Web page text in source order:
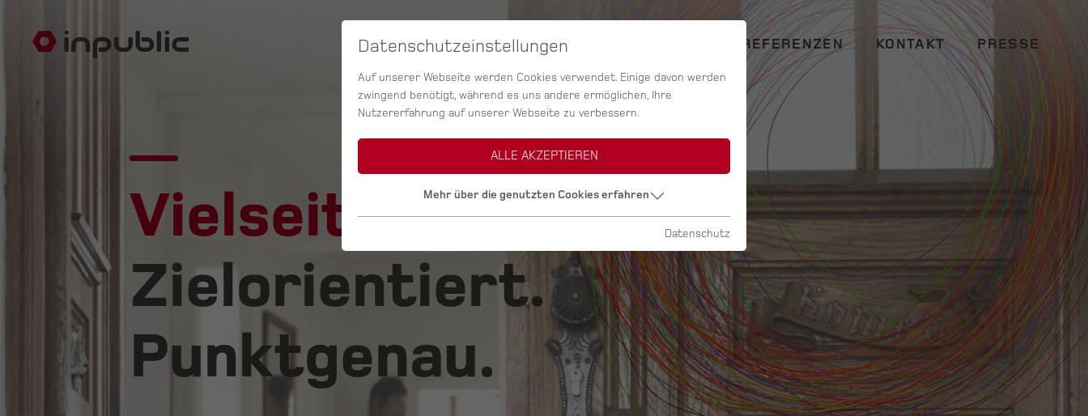
SERVICES AGENTUR REFERENZEN KONTAKT PRESSE
Vielseitig.
Zielorientiert.
Punktgenau.
Datenschutzeinstellungen
Auf unserer Webseite werden Cookies verwendet. Einige davon werden
zwingend benötigt, während es uns andere ermöglichen, Ihre
Nutzererfahrung auf unserer Webseite zu verbessern.
ALLE AKZEPTIEREN
Mehr über die genutzten Cookies erfahren
Datenschutz